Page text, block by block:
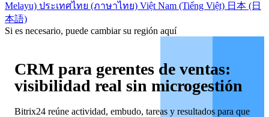
Melayu) ประเทศไทย (ภาษาไทย) Việt Nam (Tiếng Việt) 日本 (日
本語)
Si es necesario, puede cambiar su región aquí
CRM para gerentes de ventas:
visibilidad real sin microgestión
Bitrix24 reúne actividad, embudo, tareas y resultados para que